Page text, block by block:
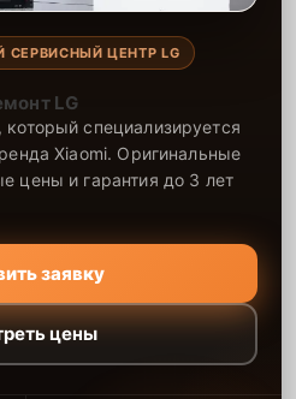
ЦЕНТР LG
LG
специализируется
Xiaomi. Оригинальные
цены и гарантия до 3 лет
заявку
цены